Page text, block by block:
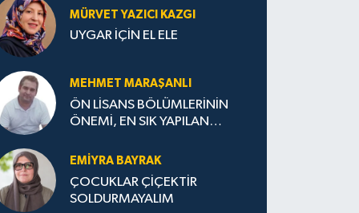
MÜRVET YAZICI KAZGI
UYGAR İÇİN EL ELE
MEHMET MARAŞANLI
ÖN LİSANS BÖLÜMLERİNİN
ÖNEMİ, EN SIK YAPILAN
STRATEJİLERİ
EMIYRA BAYRAK
ÇOCUKLAR ÇİÇEKTİR
SOLDURMAYALIM